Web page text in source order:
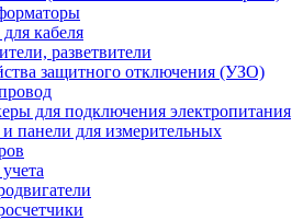
кабеля
разветвители
защитного отключения (УЗО)
для подключения электропитания
панели для измерительных